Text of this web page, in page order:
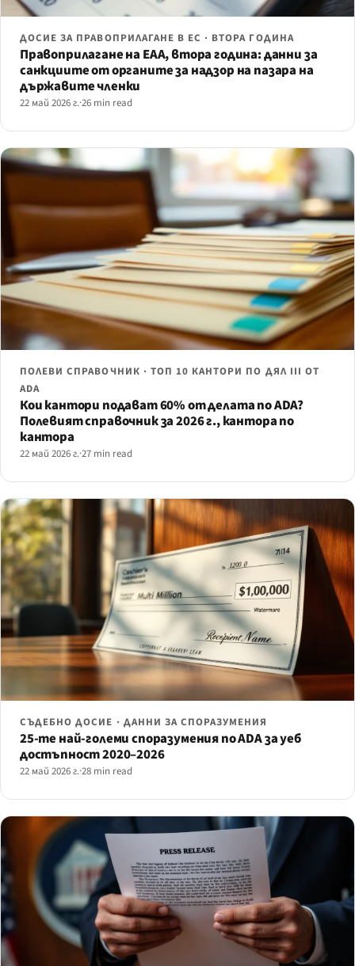
ДОСИЕ ЗА ПРАВОПРИЛАГАНЕ В ЕС · ВТОРА ГОДИНА
Правоприлагане на EAA, втора година: данни за
санкциите от органите за надзор на пазара на
държавите членки
22 май 2026 г.·26 min read
ПОЛЕВИ СПРАВОЧНИК · ТОП 10 КАНТОРИ ПО ДЯЛ III ОТ
ADA
Кои кантори подават 60% от делата по ADA?
Полевият справочник за 2026 г., кантора по
кантора
22 май 2026 г.·27 min read
СЪДЕБНО ДОСИЕ · ДАННИ ЗА СПОРАЗУМЕНИЯ
25-те най-големи споразумения по ADA за уеб
достъпност 2020–2026
22 май 2026 г.·28 min read